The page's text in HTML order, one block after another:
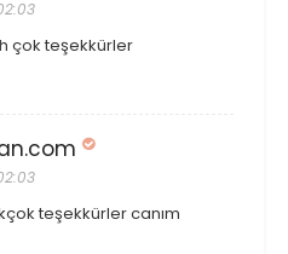
çok teşekkürler
çok teşekkürler canım